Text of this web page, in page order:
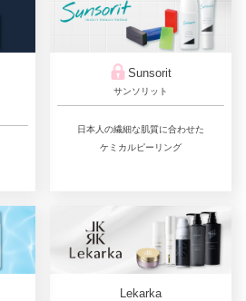
Sunsorit
サンソリット
日本人の繊細な肌質に合わせた
ケミカルピーリング
Lekarka